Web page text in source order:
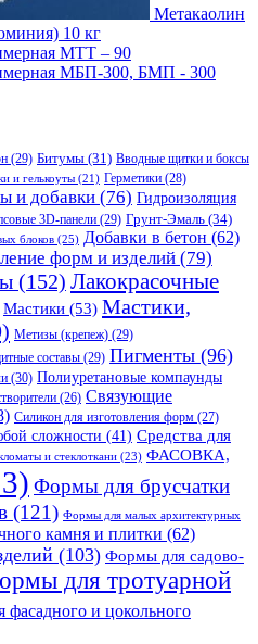
Метакаолин
10 кг
МТТ – 90
МБП-300, БМП - 300
(29) Битумы (31) Вводные щитки и боксы
и гелькоуты (21) Герметики (28)
и добавки (76) Гидроизоляция
3D-панели (29) Грунт-Эмаль (34)
блоков (25) Добавки в бетон (62)
форм и изделий (79)
(152) Лакокрасочные
Мастики (53) Мастики,
Метизы (крепеж) (29)
составы (29) Пигменты (96)
(30) Полиуретановые компаунды
(26) Связующие
Силикон для изготовления форм (27)
сложности (41) Средства для
и стеклоткани (23) ФАСОВКА,
Формы для брусчатки
(121) Формы для малых архитектурных
камня и плитки (62)
(103) Формы для садово-
для тротуарной
и цокольного